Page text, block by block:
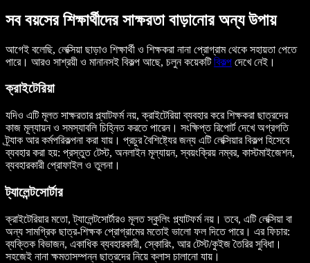
সব বয়সের শিক্ষার্থীদের সাক্ষরতা বাড়ানোর অন্য উপায়
আগেই বলেছি, লেক্সিয়া ছাড়াও শিক্ষার্থী ও শিক্ষকরা নানা প্রোগ্রাম থেকে সহায়তা পেতে
পারে। আরও সাশ্রয়ী ও মানানসই বিকল্প আছে, চলুন কয়েকটিবিকল্প দেখে নেই।
ক্রাইটেরিয়া
যদিও এটি মূলত সাক্ষরতার প্ল্যাটফর্ম নয়, ক্রাইটেরিয়া ব্যবহার করে শিক্ষকরা ছাত্রদের
কাজ মূল্যায়ন ও সমস্যাবলি চিহ্নিত করতে পারেন। সংক্ষিপ্ত রিপোর্ট দেখে অগ্রগতি
ট্র্যাক আর কর্মপরিকল্পনা করা যায়। প্রচুর বৈশিষ্ট্যের জন্য এটি লেক্সিয়ার বিকল্প হিসেবে
ব্যবহার করা হয়: প্রস্তুত টেস্ট, অনলাইন মূল্যায়ন, স্বয়ংক্রিয় নম্বর, কাস্টমাইজেশন,
ব্যবহারকারী প্রোফাইল ও তুলনা।
ট্যালেন্টসোর্টার
ক্রাইটেরিয়ার মতো, ট্যালেন্টসোর্টারও মূলত স্কুলিং প্ল্যাটফর্ম নয়। তবে, এটি লেক্সিয়া বা
অন্য সামগ্রিক ছাত্র-শিক্ষক প্রোগ্রামের মতোই ভালো ফল দিতে পারে। এর ফিচার:
ব্যক্তিক বিভাজন, একাধিক ব্যবহারকারী, স্কোরিং, আর টেস্ট/কুইজ তৈরির সুবিধা।
সহজেই নানা ক্ষমতাসম্পন্ন ছাত্রদের নিয়ে ক্লাস চালানো যায়।